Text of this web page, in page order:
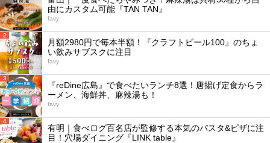
由にカスタム可能『TAN TAN』
favy
2
月額2980円で毎本半額！『クラフトビール100』のちょ
い飲みサブスクに注目
favy
3
『reDine広島』で食べたいランチ8選！唐揚げ定食からラ
ーメン、海鮮丼、麻辣湯も！
favy
4
有明｜食べログ百名店が監修する本気のパスタ&ピザに注
目！穴場ダイニング『LINK table』